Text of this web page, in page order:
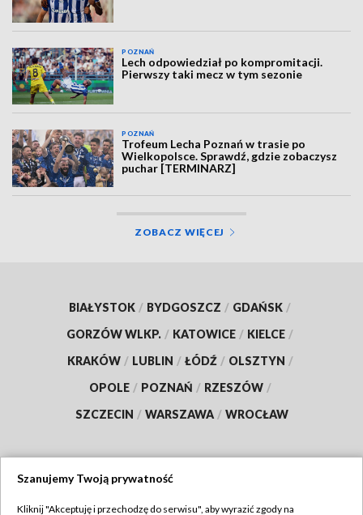
POZNAŃ
Lech odpowiedział po kompromitacji.
Pierwszy taki mecz w tym sezonie
POZNAŃ
Trofeum Lecha Poznań w trasie po
Wielkopolsce. Sprawdź, gdzie zobaczysz
puchar [TERMINARZ]
ZOBACZ WIĘCEJ
BIAŁYSTOK / BYDGOSZCZ / GDAŃSK /
GORZÓW WLKP. / KATOWICE / KIELCE /
KRAKÓW / LUBLIN / ŁÓDŹ / OLSZTYN /
OPOLE / POZNAŃ / RZESZÓW /
SZCZECIN / WARSZAWA / WROCŁAW
Szanujemy Twoją prywatność
Kliknij "Akceptuję i przechodzę do serwisu", aby wyrazić zgody na